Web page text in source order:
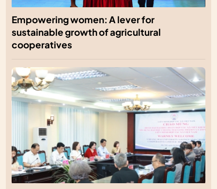
Empowering women: A lever for
sustainable growth of agricultural
cooperatives